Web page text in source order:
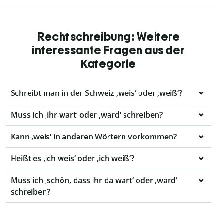
Rechtschreibung: Weitere
interessante Fragen aus der
Kategorie
Schreibt man in der Schweiz ‚weis‘ oder ‚weiß‘?
Muss ich ‚ihr wart‘ oder ‚ward‘ schreiben?
Kann ‚weis‘ in anderen Wörtern vorkommen?
Heißt es ‚ich weis‘ oder ‚ich weiß‘?
Muss ich ‚schön, dass ihr da wart‘ oder ‚ward‘
schreiben?